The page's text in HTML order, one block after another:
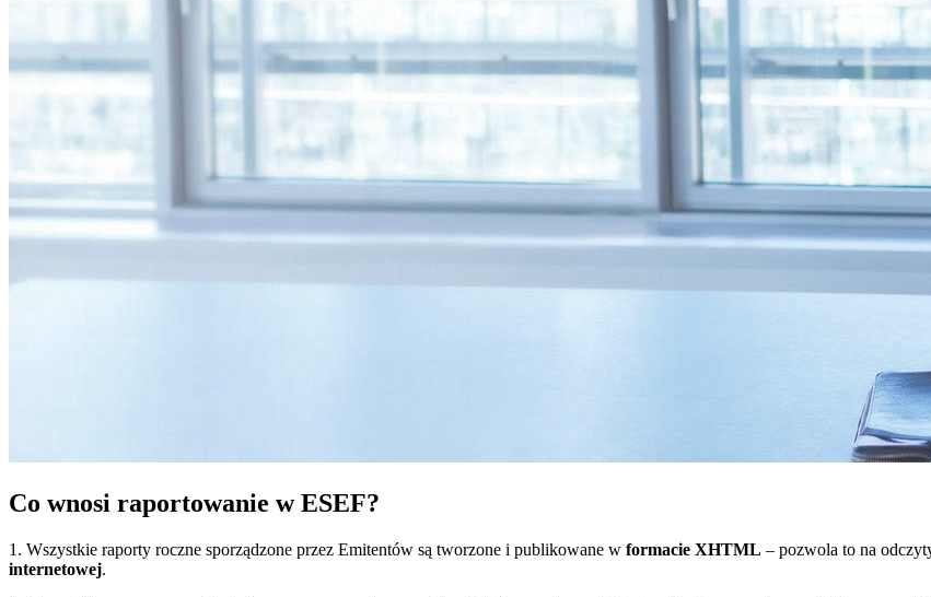
Co wnosi raportowanie w ESEF?
1. Wszystkie raporty roczne sporządzone przez Emitentów są tworzone i publikowane w formacie XHTML – pozwola to na
internetowej.